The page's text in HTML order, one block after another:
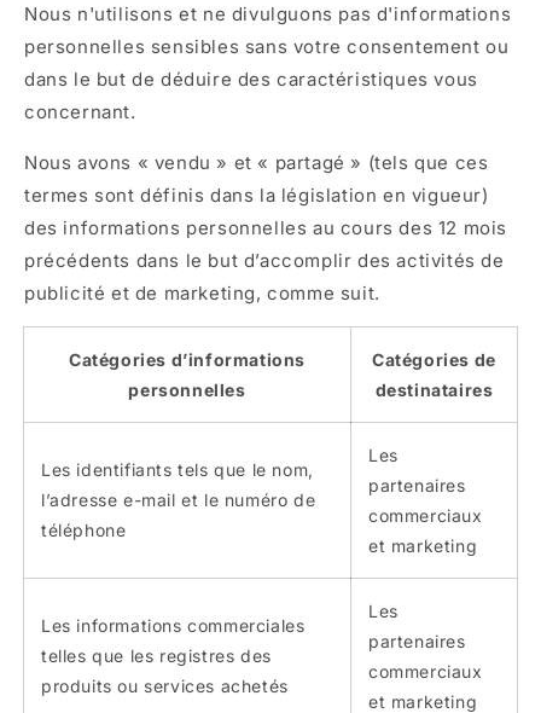
Nous n'utilisons et ne divulguons pas d'informations
personnelles sensibles sans votre consentement ou
dans le but de déduire des caractéristiques vous
concernant.
Nous avons « vendu » et « partagé » (tels que ces
termes sont définis dans la législation en vigueur)
des informations personnelles au cours des 12 mois
précédents dans le but d’accomplir des activités de
publicité et de marketing, comme suit.
Catégories d’informations
personnelles
Catégories de
destinataires
Les identifiants tels que le nom,
l’adresse e-mail et le numéro de
téléphone
Les
partenaires
commerciaux
et marketing
Les informations commerciales
telles que les registres des
produits ou services achetés
Les
partenaires
commerciaux
et marketing